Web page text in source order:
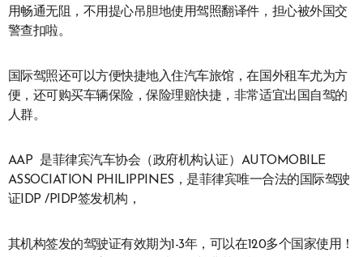
用畅通无阻，不用提心吊胆地使用驾照翻译件，担心被外国交
警查扣啦。
国际驾照还可以方便快捷地入住汽车旅馆，在国外租车尤为方
便，还可购买车辆保险，保险理赔快捷，非常适宜出国自驾的
人群。
AAP 是菲律宾汽车协会（政府机构认证）AUTOMOBILE
ASSOCIATION PHILIPPINES，是菲律宾唯一合法的国际驾驶
证IDP /PIDP签发机构，
其机构签发的驾驶证有效期为1-3年，可以在120多个国家使用！